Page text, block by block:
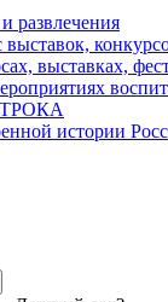
развлечения
выставках,
истории